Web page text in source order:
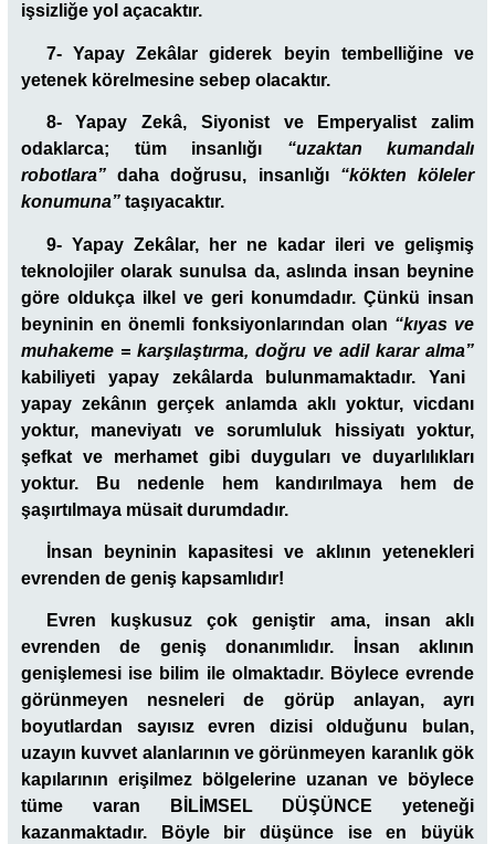
işsizliğe yol açacaktır.
7- Yapay Zekâlar giderek beyin tembelliğine ve
yetenek körelmesine sebep olacaktır.
8- Yapay Zekâ, Siyonist ve Emperyalist zalim
odaklarca; tüm insanlığı “uzaktan kumandalı
robotlara” daha doğrusu, insanlığı “kökten köleler
konumuna” taşıyacaktır.
9- Yapay Zekâlar, her ne kadar ileri ve gelişmiş
teknolojiler olarak sunulsa da, aslında insan beynine
göre oldukça ilkel ve geri konumdadır. Çünkü insan
beyninin en önemli fonksiyonlarından olan “kıyas ve
muhakeme = karşılaştırma, doğru ve adil karar alma”
kabiliyeti yapay zekâlarda bulunmamaktadır. Yani
yapay zekânın gerçek anlamda aklı yoktur, vicdanı
yoktur, maneviyatı ve sorumluluk hissiyatı yoktur,
şefkat ve merhamet gibi duyguları ve duyarlılıkları
yoktur. Bu nedenle hem kandırılmaya hem de
şaşırtılmaya müsait durumdadır.
İnsan beyninin kapasitesi ve aklının yetenekleri
evrenden de geniş kapsamlıdır!
Evren kuşkusuz çok geniştir ama, insan aklı
evrenden de geniş donanımlıdır. İnsan aklının
genişlemesi ise bilim ile olmaktadır. Böylece evrende
görünmeyen nesneleri de görüp anlayan, ayrı
boyutlardan sayısız evren dizisi olduğunu bulan,
uzayın kuvvet alanlarının ve görünmeyen karanlık gök
kapılarının erişilmez bölgelerine uzanan ve böylece
tüme varan BİLİMSEL DÜŞÜNCE yeteneği
kazanmaktadır. Böyle bir düşünce ise en büyük